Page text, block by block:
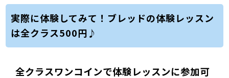
実際に体験してみて！ブレッドの体験レッスン
は全クラス500円♪
全クラスワンコインで体験レッスンに参加可